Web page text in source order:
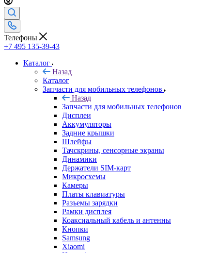
+7 495 135-39-43
Каталог
Запчасти для мобильных телефонов
Запчасти для мобильных телефонов
Дисплеи
Аккумуляторы
Задние крышки
Шлейфы
Тачскрины, сенсорные экраны
Динамики
Держатели SIM-карт
Микросхемы
Камеры
Платы клавиатуры
Разъемы зарядки
Рамки дисплея
Коаксиальный кабель и антенны
Кнопки
Samsung
Xiaomi
Huawei
Nokia/Microsoft
Sony
ASUS